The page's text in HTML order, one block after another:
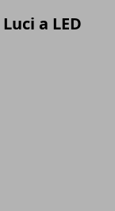
a LED